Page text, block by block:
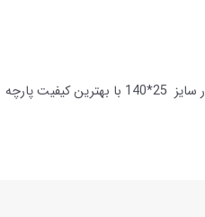
شال های سری مردانه دکوتین استایل در سایز 25*140 با بهترین کیفیت پارچه